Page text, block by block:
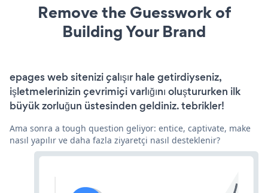
Remove the Guesswork of
Building Your Brand
epages web sitenizi çalışır hale getirdiyseniz,
işletmelerinizin çevrimiçi varlığını oluştururken ilk
büyük zorluğun üstesinden geldiniz. tebrikler!
Ama sonra a tough question geliyor: entice, captivate, make
nasıl yapılır ve daha fazla ziyaretçi nasıl desteklenir?